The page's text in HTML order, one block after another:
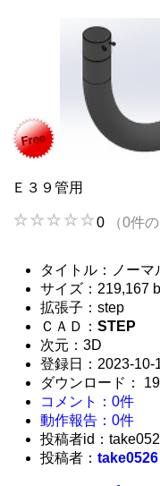
Ｅ３９管用
0 （0件
タイトル：ノーマ
サイズ：219,167
拡張子：step
ＣＡＤ：STEP
次元：3D
登録日：2023-10-
ダウンロード：
コメント：0件
動作報告：0件
投稿者id：
投稿者：take0526